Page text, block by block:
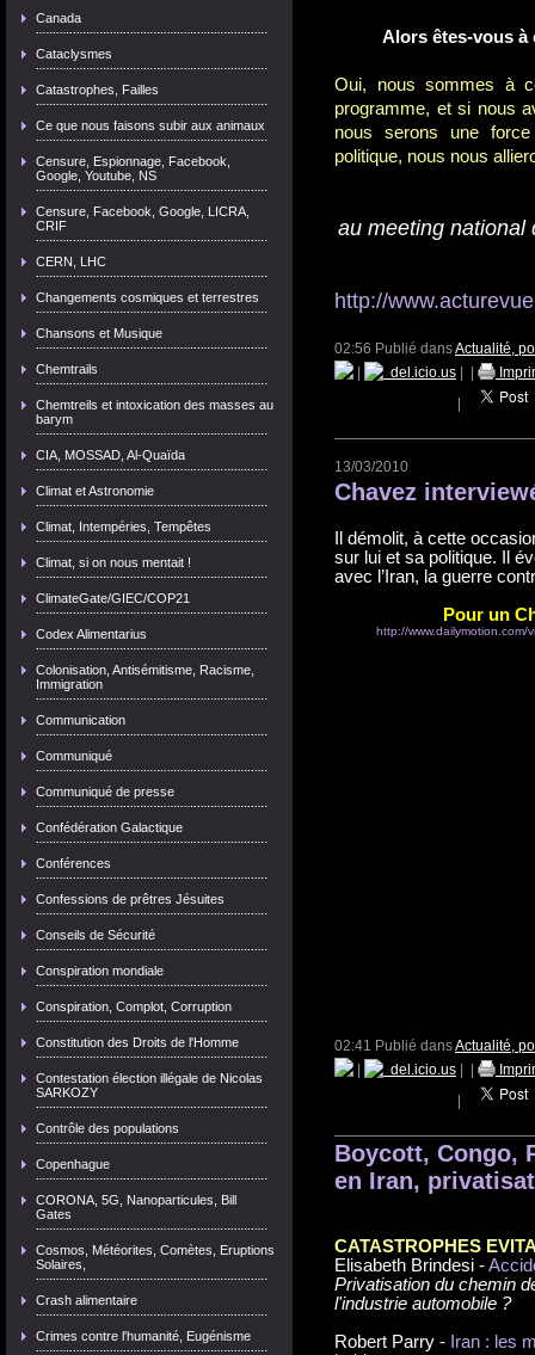
Canada
Cataclysmes
Catastrophes, Failles
Ce que nous faisons subir aux animaux
Censure, Espionnage, Facebook,
Google, Youtube, NS
Censure, Facebook, Google, LICRA,
CRIF
CERN, LHC
Changements cosmiques et terrestres
Chansons et Musique
Chemtrails
Chemtreils et intoxication des masses au
barym
CIA, MOSSAD, Al-Quaïda
Climat et Astronomie
Climat, Intempéries, Tempêtes
Climat, si on nous mentait !
ClimateGate/GIEC/COP21
Codex Alimentarius
Colonisation, Antisémitisme, Racisme,
Immigration
Communication
Communiqué
Communiqué de presse
Confédération Galactique
Conférences
Confessions de prêtres Jésuites
Conseils de Sécurité
Conspiration mondiale
Conspiration, Complot, Corruption
Constitution des Droits de l'Homme
Contestation élection illégale de Nicolas
SARKOZY
Contrôle des populations
Copenhague
CORONA, 5G, Nanoparticules, Bill
Gates
Cosmos, Météorites, Comètes, Eruptions
Solaires,
Crash alimentaire
Crimes contre l'humanité, Eugénisme
Alors êtes-vous à
Oui, nous sommes à
programme, et si nous
nous serons une
politique, nous nous
au meeting national
http://
02:56 Publié dansActualité,
del.icio.us
13/03/2010
Chavez
Il démolit, à cette
sur lui et sa politique. Il
avec l’Iran, la guerre
Pour un
http://www.dailymotion.com/
02:41 Publié dansActualité,
del.icio.us
Boycott, Congo,
en Iran,
CATASTROPHES
Elisabeth Brindesi -
Privatisation du chemin
l'industrie automobile ?
Robert Parry - Iran : les